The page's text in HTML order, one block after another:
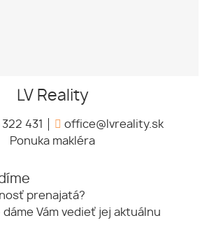
LV Reality
431
office@lvreality.sk
Ponuka makléra
prenajatá?
Vám vedieť jej aktuálnu